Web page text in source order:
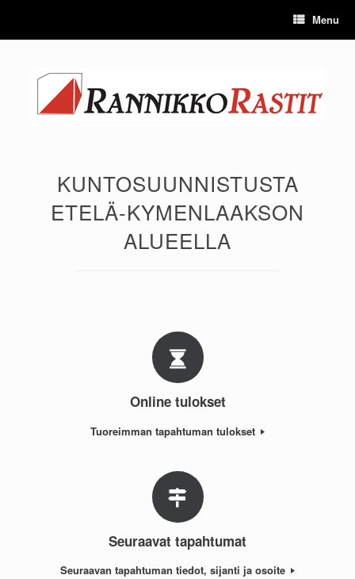
content
Menu
KUNTOSUUNNISTUSTA
ETELÄ-KYMENLAAKSON
ALUEELLA
Online tulokset
Tuoreimman tapahtuman tulokset
Seuraavat tapahtumat
Seuraavan tapahtuman tiedot, sijanti ja osoite